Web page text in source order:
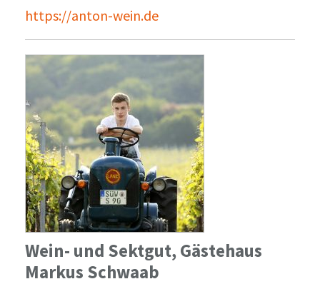
https://anton-wein.de
Wein- und Sektgut, Gästehaus
Markus Schwaab